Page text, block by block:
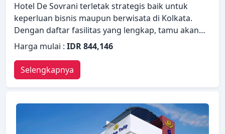
Hotel De Sovrani terletak strategis baik untuk
keperluan bisnis maupun berwisata di Kolkata.
Dengan daftar fasilitas yang lengkap, tamu akan
merasakan pengalaman menginap di properti yang
nyaman. Manfaatkan layanan kamar 24 jam, WiFi
gratis di semua kamar, satpam 24 jam, layanan
kebersihan harian, check-in/check-out pribadi yang
ada di properti ini. Bersantailah di kamar Anda
yang nyaman dan beberapa kamar dilengkapi
dengan fasilitas seperti televisi layar datar, loker,
cermin, perlengkapan menyemir sepatu, sandal.
Harga mulai : IDR 844,146
Selengkapnya